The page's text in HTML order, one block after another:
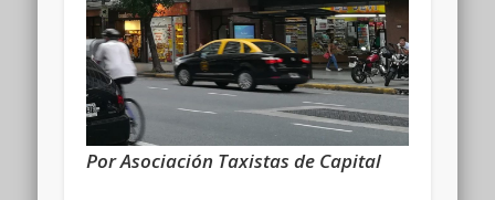
Por Asociación Taxistas de Capital